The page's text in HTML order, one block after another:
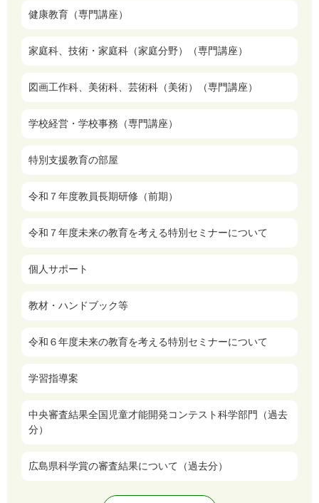
健康教育（専門講座）
家庭科、技術・家庭科（家庭分野）（専門講座）
図画工作科、美術科、芸術科（美術）（専門講座）
学校経営・学校事務（専門講座）
特別支援教育の部屋
令和７年度教員長期研修（前期）
令和７年度未来の教育を考える特別セミナーについて
個人サポート
教材・ハンドブック等
令和６年度未来の教育を考える特別セミナーについて
学習指導案
中央審査結果全国児童才能開発コンテスト科学部門（過去
分）
広島県科学賞の審査結果について（過去分）